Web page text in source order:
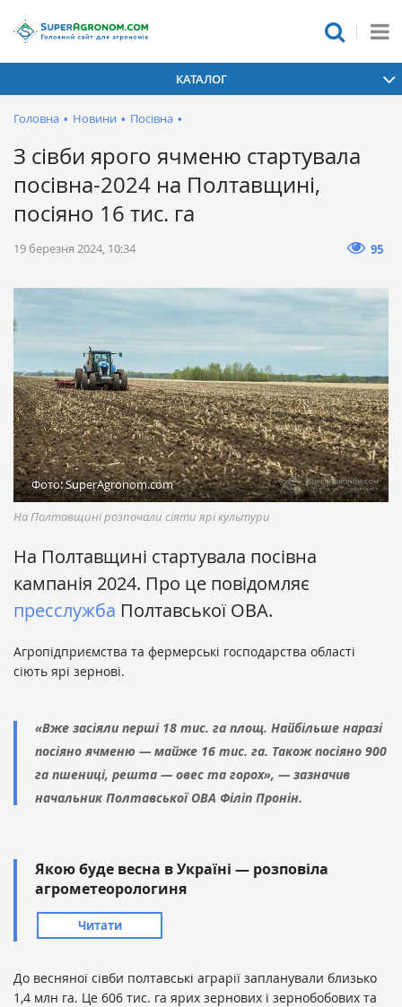
КАТАЛОГ
Головна • Новини • Посівна •
З сівби ярого ячменю стартувала
посівна-2024 на Полтавщині,
посіяно 16 тис. га
19 березня 2024, 10:34 95
Фото: SuperAgronom.com
На Полтавщині розпочали сіяти ярі культури
На Полтавщині стартувала посівна
кампанія 2024. Про це повідомляє
пресслужба Полтавської ОВА.
Агропідприємства та фермерські господарства області
сіють ярі зернові.
«Вже засіяли перші 18 тис. га площ. Найбільше наразі
посіяно ячменю — майже 16 тис. га. Також посіяно 900
га пшениці, решта — овес та горох», — зазначив
начальник Полтавської ОВА Філіп Пронін.
Якою буде весна в Україні — розповіла
агрометеорологиня
Читати
До весняної сівби полтавські аграрії запланували близько
1,4 млн га. Це 606 тис. га ярих зернових і зернобобових та